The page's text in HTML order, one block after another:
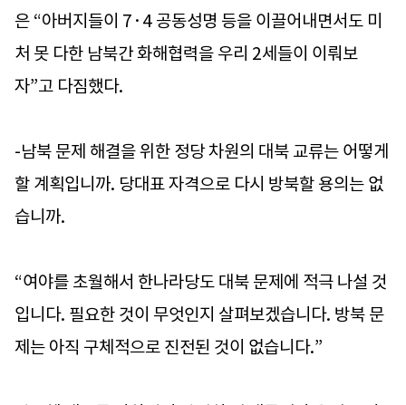
은 “아버지들이 7·4 공동성명 등을 이끌어내면서도 미
처 못 다한 남북간 화해협력을 우리 2세들이 이뤄보
자”고 다짐했다.
-남북 문제 해결을 위한 정당 차원의 대북 교류는 어떻게
할 계획입니까. 당대표 자격으로 다시 방북할 용의는 없
습니까.
“여야를 초월해서 한나라당도 대북 문제에 적극 나설 것
입니다. 필요한 것이 무엇인지 살펴보겠습니다. 방북 문
제는 아직 구체적으로 진전된 것이 없습니다.”